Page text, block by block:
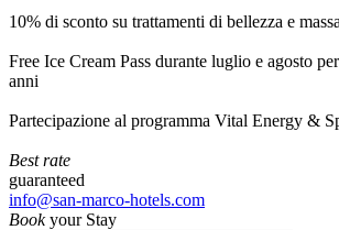
10% di sconto su trattamenti di bellezza e
Free Ice Cream Pass durante luglio e agosto
anni
Partecipazione al programma Vital Energy &
Best rate
guaranteed
info@san-marco-hotels.com
Bookyour Stay